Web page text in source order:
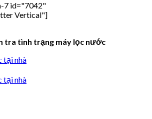
7 id="7042"
Vertical"]
tra tình trạng máy lọc nước